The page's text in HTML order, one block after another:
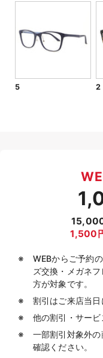
5 2
15,000
1,500
WEBからご予約
ズ交換・メガネ
方が対象です。
割引はご来店当日
他の割引・サービ
一部割引対象外
確認ください。